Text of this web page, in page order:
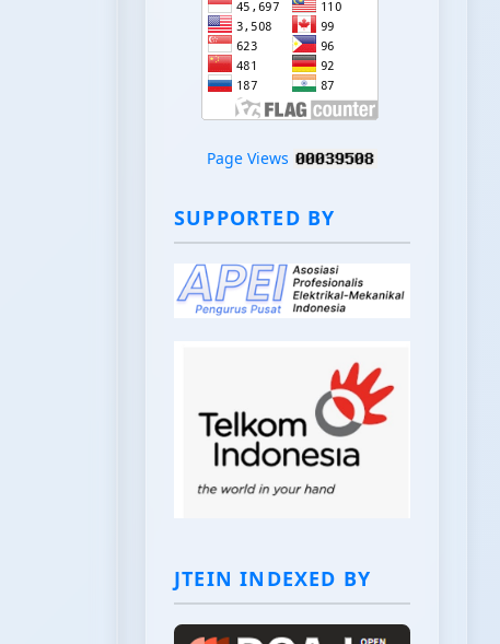
Page Views
SUPPORTED BY
JTEIN INDEXED BY